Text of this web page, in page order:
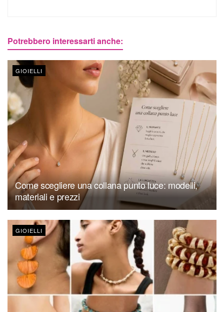
Potrebbero interessarti anche:
GIOIELLI
Come scegliere una collana punto luce: modelli,
materiali e prezzi
GIOIELLI